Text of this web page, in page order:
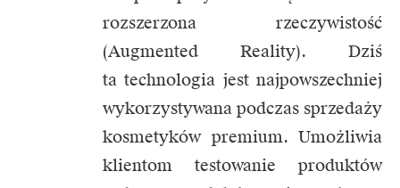
rozszerzona rzeczywistość
(Augmented Reality). Dziś
ta technologia jest najpowszechniej
wykorzystywana podczas sprzedaży
kosmetyków premium. Umożliwia
klientom testowanie produktów